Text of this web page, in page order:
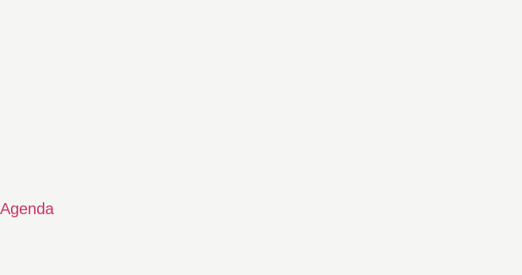
Agenda